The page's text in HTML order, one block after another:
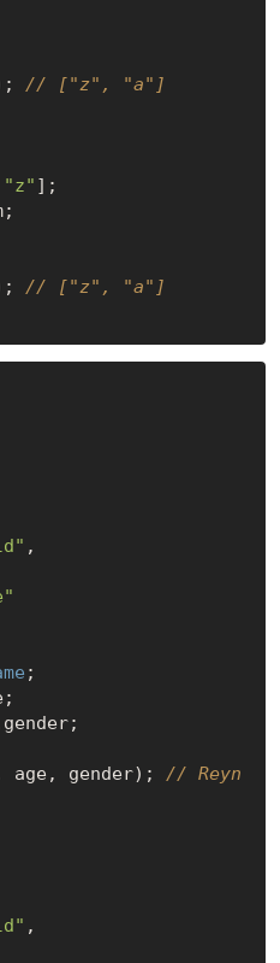
// ["z", "a"]
"z" ];
// ["z", "a"]
,
;
age, gender); // Reyn
,